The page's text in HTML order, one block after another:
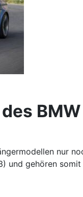
nur
und gehören